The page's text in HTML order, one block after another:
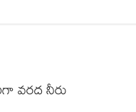
వరద నీరు